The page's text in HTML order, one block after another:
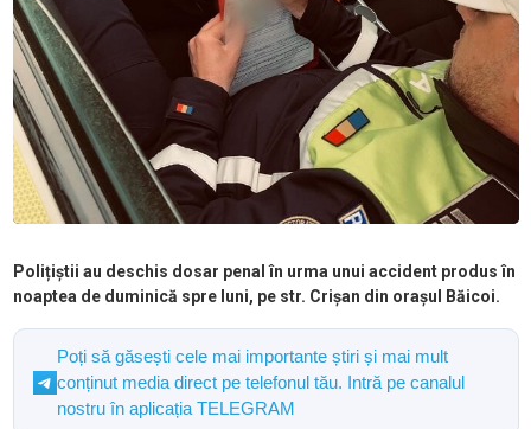
Polițiștii au deschis dosar penal în urma unui accident produs în
noaptea de duminică spre luni, pe str. Crișan din orașul Băicoi.
Poți să găsești cele mai importante știri și mai mult
conținut media direct pe telefonul tău. Intră pe canalul
nostru în aplicația TELEGRAM